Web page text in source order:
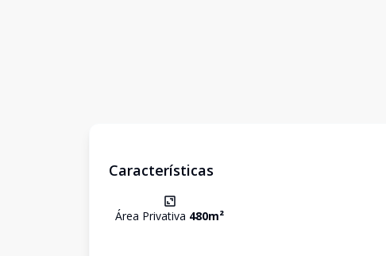
Características
Área Privativa 480m²